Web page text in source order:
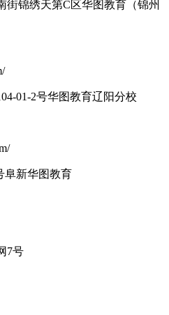
街锦绣天第C区华图教育（锦州
01-2号华图教育辽阳分校
阜新华图教育
7号